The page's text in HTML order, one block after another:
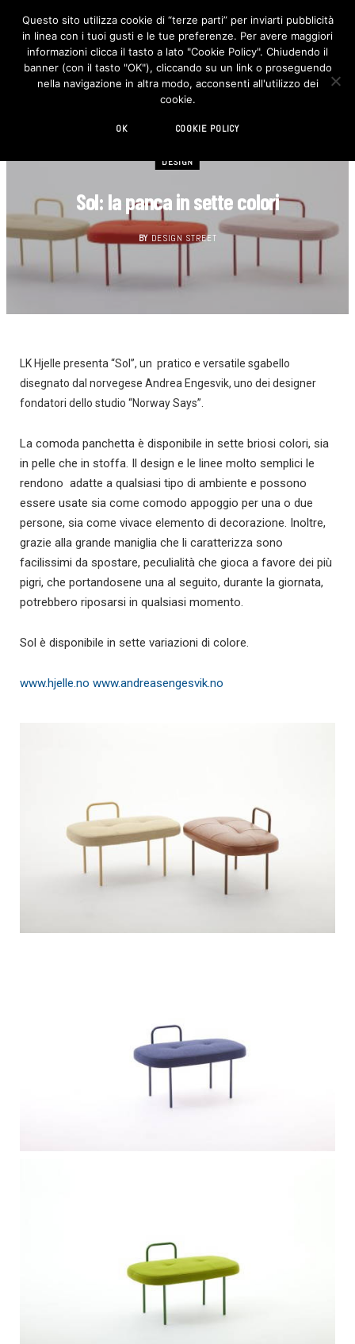
F
c
e
b
o
I
n
s
t
DESIGN
Sol: la panca in sette colori
BY DESIGN STREET
LK Hjelle presenta “Sol”, un pratico e versatile sgabello
disegnato dal norvegese Andrea Engesvik, uno dei designer
fondatori dello studio “Norway Says”.
La comoda panchetta è disponibile in sette briosi colori, sia
in pelle che in stoffa. Il design e le linee molto semplici le
rendono adatte a qualsiasi tipo di ambiente e possono
essere usate sia come comodo appoggio per una o due
persone, sia come vivace elemento di decorazione. Inoltre,
grazie alla grande maniglia che li caratterizza sono
facilissimi da spostare, peculialità che gioca a favore dei più
pigri, che portandosene una al seguito, durante la giornata,
potrebbero riposarsi in qualsiasi momento.
Sol è disponibile in sette variazioni di colore.
www.hjelle.no www.andreasengesvik.no
Questo sito utilizza cookie di “terze parti” per inviarti pubblicità
in linea con i tuoi gusti e le tue preferenze. Per avere maggiori
informazioni clicca il tasto a lato "Cookie Policy". Chiudendo il
banner (con il tasto "OK"), cliccando su un link o proseguendo
nella navigazione in altra modo, acconsenti all'utilizzo dei
cookie.
OK COOKIE POLICY